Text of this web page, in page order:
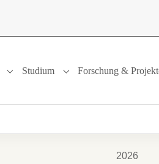
Submenu for "International"
Studium
Submenu for "Studium"
Forschung &
2026